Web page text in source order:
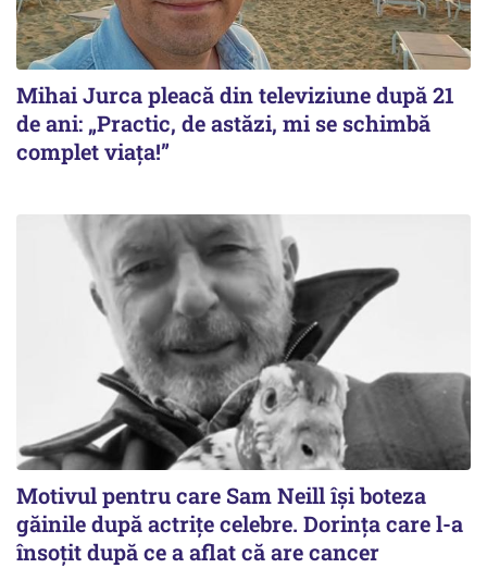
Mihai Jurca pleacă din televiziune după 21
de ani: „Practic, de astăzi, mi se schimbă
complet viața!”
Motivul pentru care Sam Neill își boteza
găinile după actrițe celebre. Dorința care l-a
însoțit după ce a aflat că are cancer